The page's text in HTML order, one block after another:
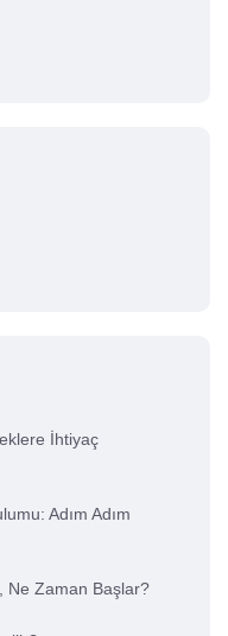
İhtiyaç
Adım Adım
Ne Zaman Başlar?